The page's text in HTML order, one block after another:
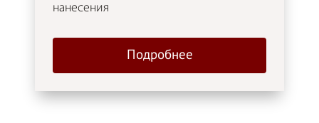
нанесения
Подробнее